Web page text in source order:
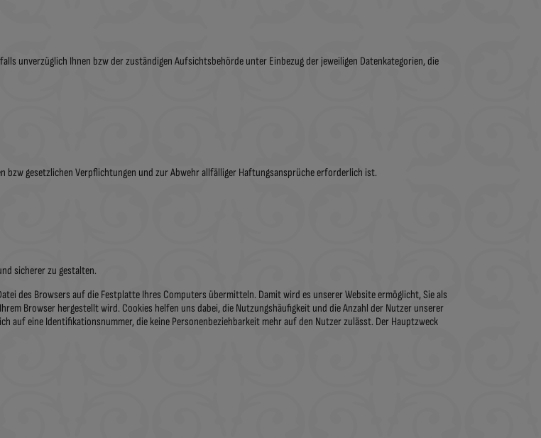
unverzüglich Ihnen bzw der zuständigen Aufsichtsbehörde unter Einbezug der jeweiligen Datenkategorien, die
gesetzlichen Verpflichtungen und zur Abwehr allfälliger Haftungsansprüche erforderlich ist.
sicherer zu gestalten.
des Browsers auf die Festplatte Ihres Computers übermitteln. Damit wird es unserer Website ermöglicht, Sie als
Browser hergestellt wird. Cookies helfen uns dabei, die Nutzungshäufigkeit und die Anzahl der Nutzer unserer
auf eine Identifikationsnummer, die keine Personenbeziehbarkeit mehr auf den Nutzer zulässt. Der Hauptzweck